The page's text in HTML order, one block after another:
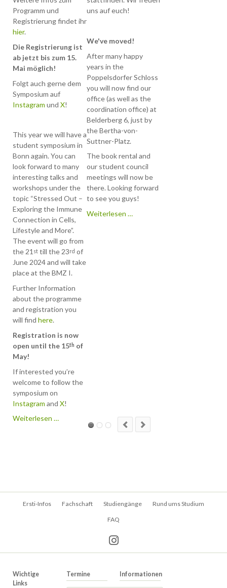
Programm und
Registrierung findet ihr
hier.
Die Registrierung ist
ab jetzt bis zum 15.
Mai möglich!
Folgt auch gerne dem
Symposium auf
Instagram und X!
This year we will have a
student symposium in
Bonn again. You can
look forward to many
interesting talks and
workshops under the
topic “Stressed Out –
Exploring the Immune
Connection in Cells,
Lifestyle and More”.
The event will go from
the 21 sttill the 23rd of
June 2024 and will take
place at the BMZ I.
Further Information
about the programme
and registration you
will find here.
Registration is now
open until the 15th of
May!
If interested you’re
welcome to follow the
symposium on
Instagram and X!
Weiterlesen …
uns auf euch!
We've moved!
After many happy
years in the
Poppelsdorfer Schloss
you will now find our
office (as well as the
coordination office) at
Belderberg 6, just by
the Bertha-von-
Suttner-Platz.
The book rental and
our student council
meetings will now be
there. Looking forward
to see you guys!
Weiterlesen …
the Venusberg from
5th to the 7th of
Navigation
Ersti-Infos Fachschaft Studiengänge Rund ums Studium
FAQ
Wichtige
Links
Termine Informationen